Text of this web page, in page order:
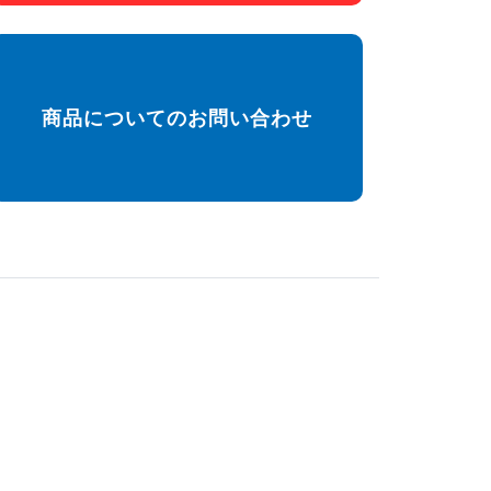
商品についてのお問い合わせ